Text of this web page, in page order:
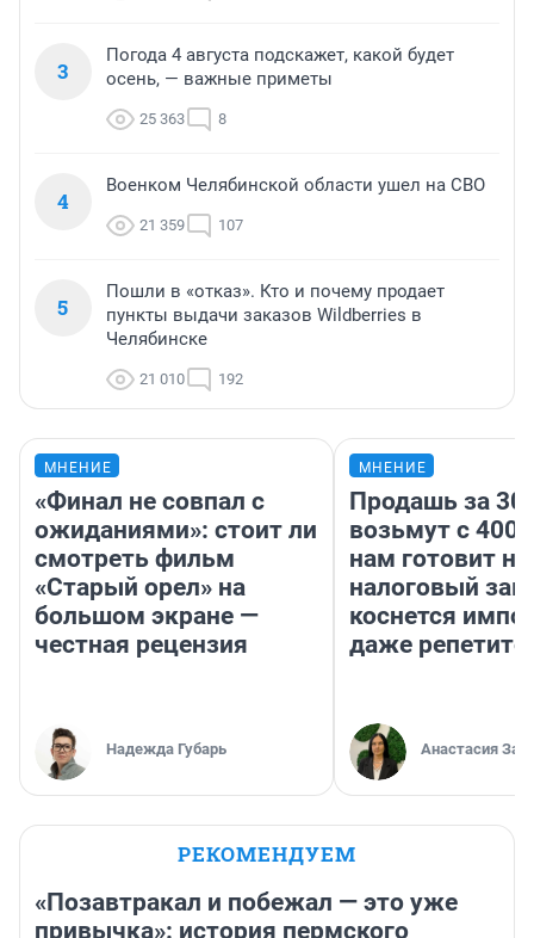
3
Погода 4 августа подскажет, какой будет
осень, — важные приметы
25 363 8
4
Военком Челябинской области ушел на СВО
21 359 107
5
Пошли в «отказ». Кто и почему продает
пункты выдачи заказов Wildberries в
Челябинске
21 010 192
МНЕНИЕ
«Финал не совпал с
ожиданиями»: стоит ли
смотреть фильм
«Старый орел» на
большом экране —
честная рецензия
Надежда Губарь
МНЕНИЕ
Продашь за
возьмут с
нам готовит
налоговый
коснется
даже
Анастасия
РЕКОМЕНДУЕМ
«Позавтракал и побежал — это уже
привычка»: история пермского